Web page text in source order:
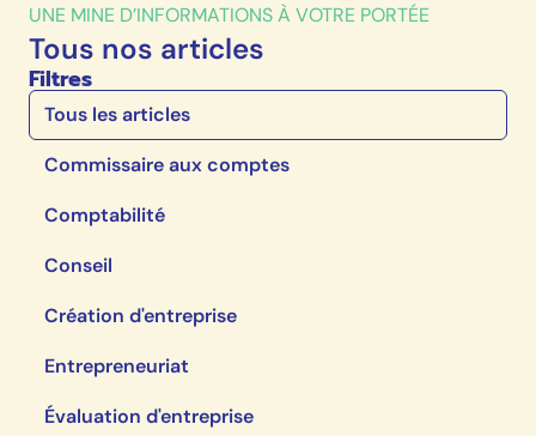
UNE MINE D’INFORMATIONS À VOTRE PORTÉE
Tous nos articles
Filtres
Commissaire aux comptes
Comptabilité
Conseil
Création d'entreprise
Entrepreneuriat
Évaluation d'entreprise
Tous les articles